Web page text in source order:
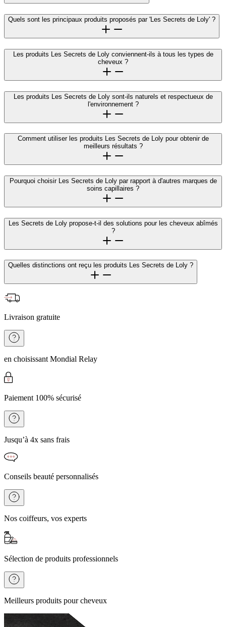
Quels sont les principaux produits proposés par 'Les Secrets de Loly' ?
Les produits Les Secrets de Loly conviennent-ils à tous les types de
cheveux ?
Les produits Les Secrets de Loly sont-ils naturels et respectueux de
l'environnement ?
Comment utiliser les produits Les Secrets de Loly pour obtenir de
meilleurs résultats ?
Pourquoi choisir Les Secrets de Loly par rapport à d'autres marques de
soins capillaires ?
Les Secrets de Loly propose-t-il des solutions pour les cheveux abîmés
?
Quelles distinctions ont reçu les produits Les Secrets de Loly ?
Livraison gratuite
en choisissant Mondial Relay
Paiement 100% sécurisé
Jusqu’à 4x sans frais
Conseils beauté personnalisés
Nos coiffeurs, vos experts
Sélection de produits professionnels
Meilleurs produits pour cheveux